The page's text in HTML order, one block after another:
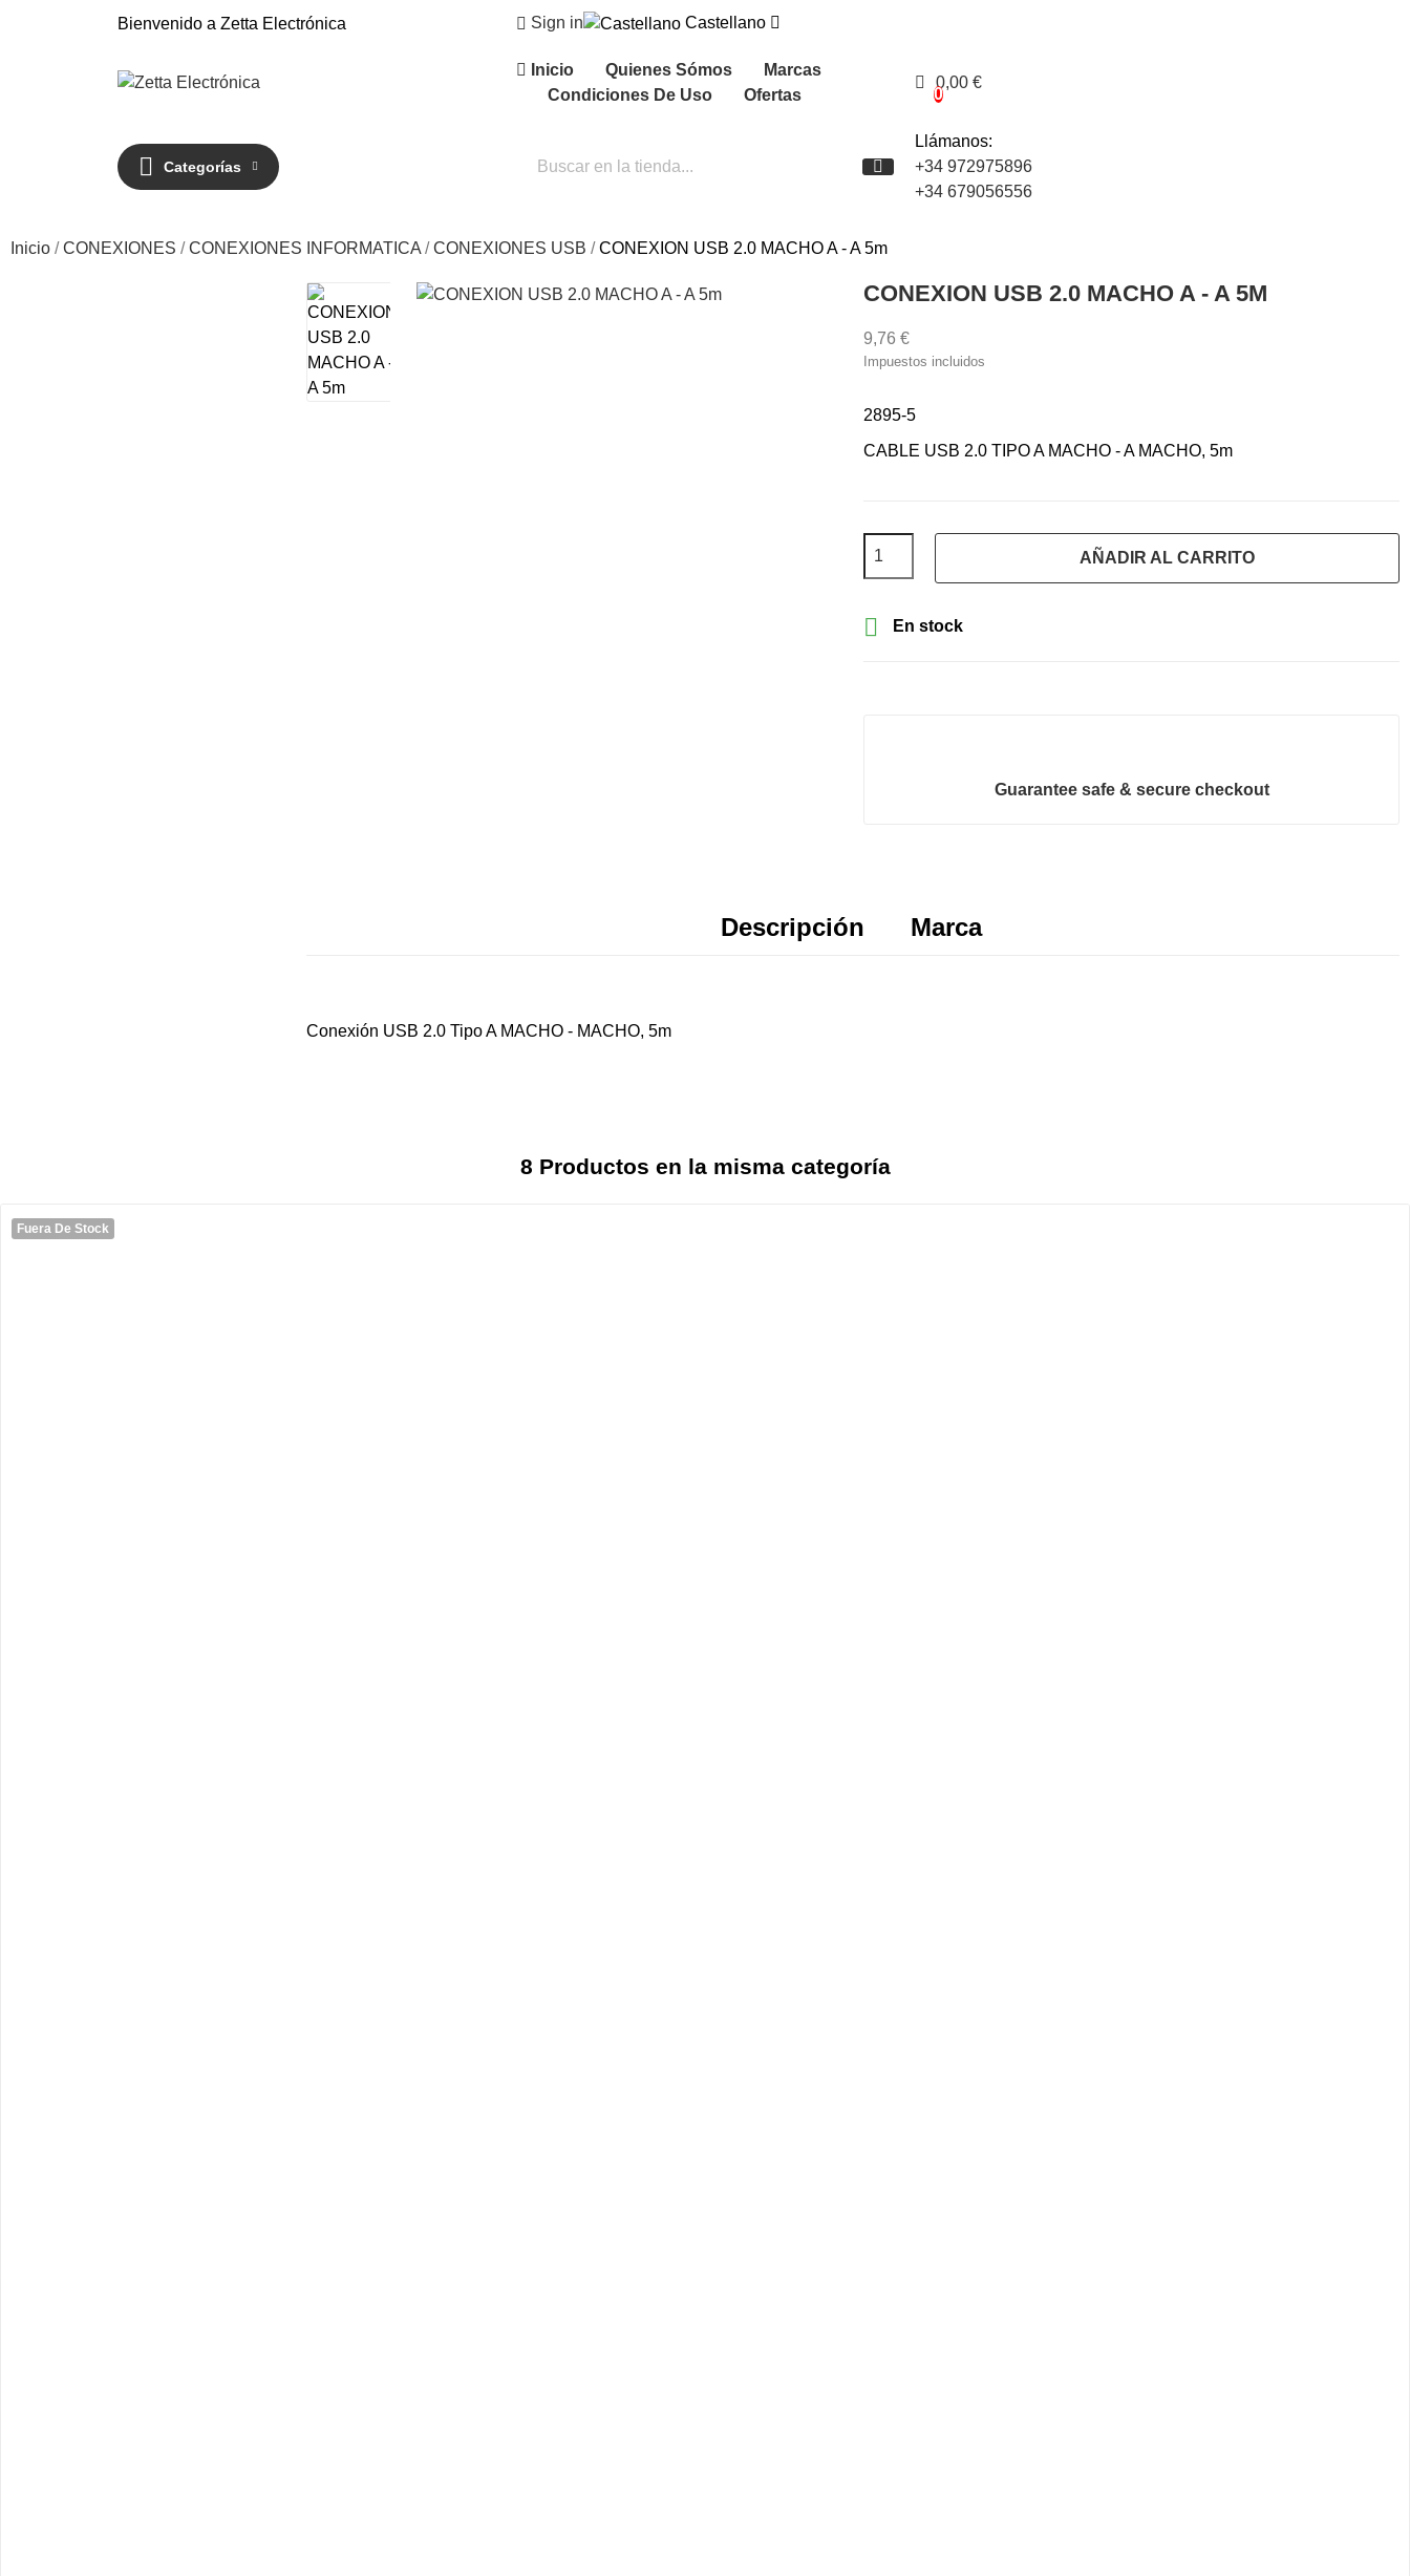
Bienvenido a Zetta Electrónica Sign in Castellano
Inicio Quienes Sómos
Marcas
Condiciones De Uso
Ofertas
0,00 €
0
Categorías
Llámanos:
+34 972975896
+34 679056556
Inicio CONEXIONES CONEXIONES INFORMATICA CONEXIONES USB CONEXION USB 2.0 MACHO A - A 5m
CONEXION USB 2.0 MACHO A - A 5M
9,76 €
Impuestos incluidos
2895-5
CABLE USB 2.0 TIPO A MACHO - A MACHO, 5m
AÑADIR AL CARRITO
 En stock
Guarantee safe & secure checkout
Descripción Marca
Conexión USB 2.0 Tipo A MACHO - MACHO, 5m
8 Productos en la misma categoría
Fuera De Stock